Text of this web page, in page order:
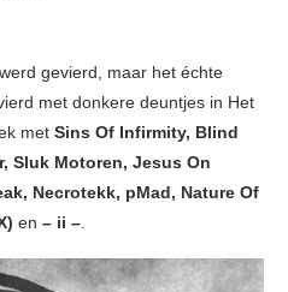
gevierd, maar het échte
met donkere deuntjes in Het
met Sins Of Infirmity, Blind
Sluk Motoren, Jesus On
Necrotekk, pMad, Nature Of
en – ii –.